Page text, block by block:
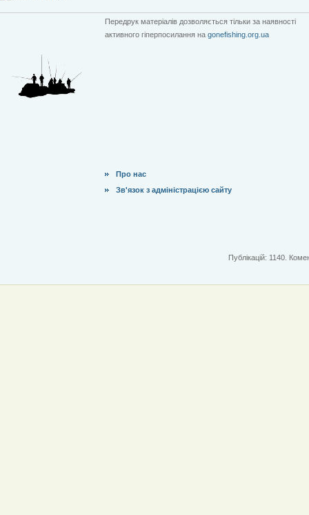
Передрук матеріалів дозволяється тільки за наявності
активного гіперпосилання на gonefishing.org.ua
Про нас
Зв'язок з адміністрацією сайту
Публікацій: 1140.